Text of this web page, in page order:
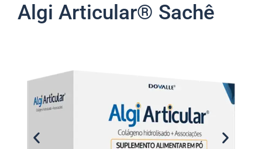
Algi Articular® Sachê